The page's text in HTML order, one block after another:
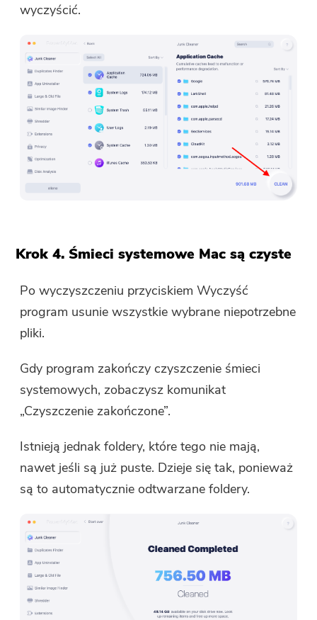
wyczyścić.
Krok 4. Śmieci systemowe Mac są czyste
Po wyczyszczeniu przyciskiem Wyczyść
program usunie wszystkie wybrane niepotrzebne
pliki.
Gdy program zakończy czyszczenie śmieci
systemowych, zobaczysz komunikat
„Czyszczenie zakończone”.
Istnieją jednak foldery, które tego nie mają,
nawet jeśli są już puste. Dzieje się tak, ponieważ
są to automatycznie odtwarzane foldery.